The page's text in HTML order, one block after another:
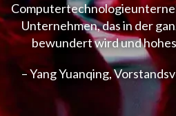
Unternehmen, das in der
bewundert wird und
– Yang Yuanqing,